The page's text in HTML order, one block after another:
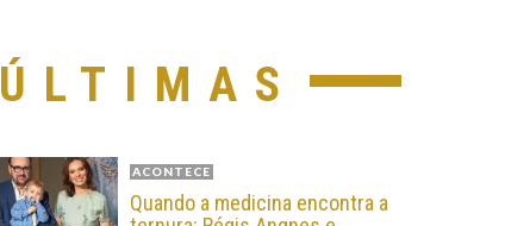
ÚLTIMAS
ACONTECE
Quando a medicina encontra a